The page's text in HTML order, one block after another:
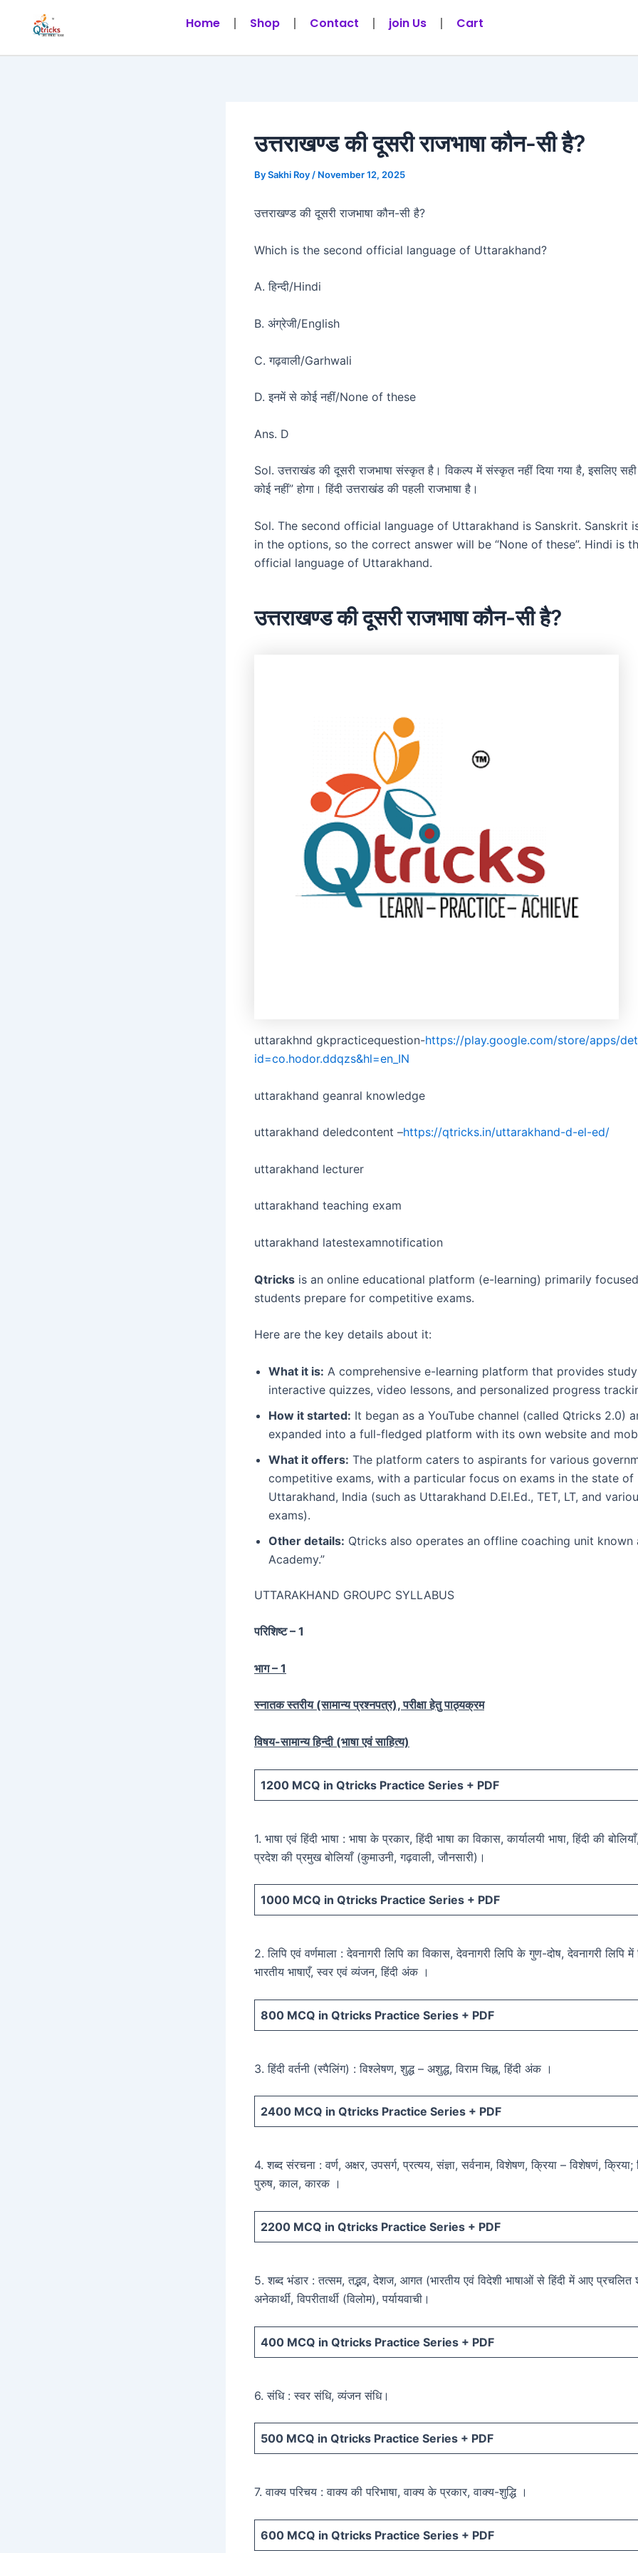
Home Shop Contact join Us Cart
उत्तराखण्ड की दूसरी राजभाषा कौन-सी है?
BySakhi Roy / November 12, 2025
उत्तराखण्ड की दूसरी राजभाषा कौन-सी है?
Which is the second official language of Uttarakhand?
A. हिन्दी/Hindi
B. अंग्रेजी/English
C. गढ़वाली/Garhwali
D. इनमें से कोई नहीं/None of these
Ans. D
Sol. उत्तराखंड की दूसरी राजभाषा संस्कृत है। विकल्प में संस्कृत नहीं दिया गया है, इसलिए
कोई नहीं” होगा। हिंदी उत्तराखंड की पहली राजभाषा है।
Sol. The second official language of Uttarakhand is Sanskrit. Sanskrit
in the options, so the correct answer will be “None of these”. Hindi is
official language of Uttarakhand.
उत्तराखण्ड की दूसरी राजभाषा कौन-सी है?
uttarakhnd gkpracticequestion-https://play.google.com/store/apps/
id=co.hodor.ddqzs&hl=en_IN
uttarakhand geanral knowledge
uttarakhand deledcontent –https://qtricks.in/uttarakhand-d-el-ed/
uttarakhand lecturer
uttarakhand teaching exam
uttarakhand latestexamnotification
Qtricks is an online educational platform (e-learning) primarily
students prepare for competitive exams.
Here are the key details about it:
What it is: A comprehensive e-learning platform that provides
interactive quizzes, video lessons, and personalized progress
How it started: It began as a YouTube channel (called Qtricks 2.0)
expanded into a full-fledged platform with its own website and
What it offers: The platform caters to aspirants for various
competitive exams, with a particular focus on exams in the state of
Uttarakhand, India (such as Uttarakhand D.El.Ed., TET, LT, and
exams).
Other details: Qtricks also operates an offline coaching unit known
Academy.”
UTTARAKHAND GROUPC SYLLABUS
परिशिष्ट – 1
भाग – 1
स्नातक स्तरीय (सामान्य प्रश्नपत्र), परीक्षा हेतु पाठ्यक्रम
विषय-सामान्य हिन्दी (भाषा एवं साहित्य)
1200 MCQ in Qtricks Practice Series + PDF
1. भाषा एवं हिंदी भाषा : भाषा के प्रकार, हिंदी भाषा का विकास, कार्यालयी भाषा, हिंदी की
प्रदेश की प्रमुख बोलियाँ (कुमाउनी, गढ़वाली, जौनसारी)।
1000 MCQ in Qtricks Practice Series + PDF
2. लिपि एवं वर्णमाला : देवनागरी लिपि का विकास, देवनागरी लिपि के गुण-दोष, देवनागरी लिपि
भारतीय भाषाएँ, स्वर एवं व्यंजन, हिंदी अंक ।
800 MCQ in Qtricks Practice Series + PDF
3. हिंदी वर्तनी (स्पैलिंग) : विश्लेषण, शुद्ध – अशुद्ध, विराम चिह्न, हिंदी अंक ।
2400 MCQ in Qtricks Practice Series + PDF
4. शब्द संरचना : वर्ण, अक्षर, उपसर्ग, प्रत्यय, संज्ञा, सर्वनाम, विशेषण, क्रिया – विशेषणं,
पुरुष, काल, कारक ।
2200 MCQ in Qtricks Practice Series + PDF
5. शब्द भंडार : तत्सम, तद्भव, देशज, आगत (भारतीय एवं विदेशी भाषाओं से हिंदी में आए प्रचलित
अनेकार्थी, विपरीतार्थी (विलोम), पर्यायवाची।
400 MCQ in Qtricks Practice Series + PDF
6. संधि : स्वर संधि, व्यंजन संधि।
500 MCQ in Qtricks Practice Series + PDF
7. वाक्य परिचय : वाक्य की परिभाषा, वाक्य के प्रकार, वाक्य-शुद्धि ।
600 MCQ in Qtricks Practice Series + PDF
navigation